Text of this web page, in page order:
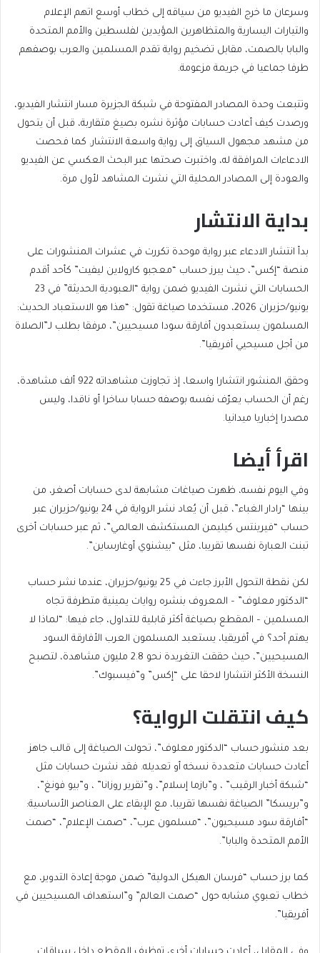
وسرعان ما خرج الفيديو من سياقه إلى خطاب أوسع اتهم الإعلام
والتيارات اليسارية والمتظاهرين المؤيدين لفلسطين والأمم المتحدة
والبابا بالصمت، مقابل تضخيم رواية تقدم المسلمين والعرب بوصفهم
طرفا جماعيا في جريمة مزعومة.
وتتبعت وحدة المصادر المفتوحة في شبكة الجزيرة مسار انتشار الفيديو،
ورصدت كيف أعادت حسابات مؤثرة نشره بصيغ متقاربة، قبل أن يتحول
من مشهد مجهول السياق إلى رواية واسعة الانتشار. كما فحصت
الادعاءات المرافقة له، واختبرت صحتها عبر البحث العكسي عن الفيديو
والعودة إلى المصادر المحلية التي نشرت المشاهد لأول مرة.
بداية الانتشار
بدأ انتشار الادعاء عبر رواية موحدة تكررت في عشرات المنشورات على
منصة “إكس”، حيث يبرز حساب “معجبو كارولاين ليفيت” كأحد أقدم
الحسابات التي نشرت الفيديو ضمن رواية “العبودية الحديثة” في 23
يونيو/حزيران 2026، مستخدما صياغة تقول: “هذا هو الاستعباد الحديث:
المسلمون يستعبدون أفارقة سودا مسيحيين”، مرفقا بطلب لـ”الصلاة
من أجل مسيحيي أفريقيا”.
وحقق المنشور انتشارا واسعا، إذ تجاوزت مشاهداته 922 ألف مشاهدة،
رغم أن الحساب يعرّف نفسه بوصفه حسابا ساخرا أو ناقدا، وليس
مصدرا إخباريا ميدانيا.
اقرأ أيضا
list
of
2
items
end
of
list
وفي اليوم نفسه، ظهرت صياغات مشابهة لدى حسابات أصغر، من
بينها “رادار الغباء”، قبل أن يُعاد نشر الرواية في 24 يونيو/حزيران عبر
حساب “فيرينتس كيليمن المستكشف العالمي”، ثم عبر حسابات أخرى
تبنت العبارة نفسها تقريبا، مثل “بيشنوي أوغارساين”.
لكن نقطة التحول الأبرز جاءت في 25 يونيو/حزيران، عندما نشر حساب
“الدكتور معلوف” – المعروف بنشره روايات يمينية متطرفة تجاه
المسلمين – المقطع بصياغة أكثر قابلية للتداول، جاء فيها: “لماذا لا
يهتم أحد؟ في أفريقيا، يستعبد المسلمون العرب الأفارقة السود
المسيحيين”، حيث حققت التغريدة نحو 2.8 مليون مشاهدة، لتصبح
النسخة الأكثر انتشارا لاحقا على “إكس” و”فيسبوك”.
كيف انتقلت الرواية؟
بعد منشور حساب “الدكتور معلوف”، تحولت الصياغة إلى قالب جاهز
أعادت حسابات متعددة نسخه أو تعديله. فقد نشرت حسابات مثل
“شبكة أخبار الرقيب” ، و”بازما إسلام”، و”تقرير روزانا” ، و”بيو فونغ”،
و”بريسكا” الصياغة نفسها تقريبا، مع الإبقاء على العناصر الأساسية:
“أفارقة سود مسيحيون”، “مسلمون عرب”، “صمت الإعلام”، “صمت
الأمم المتحدة والبابا”.
كما برز حساب “فرسان الهيكل الدولية” ضمن موجة إعادة التدوير، مع
خطاب تعبوي مشابه حول “صمت العالم” و”استهداف المسيحيين في
أفريقيا”.